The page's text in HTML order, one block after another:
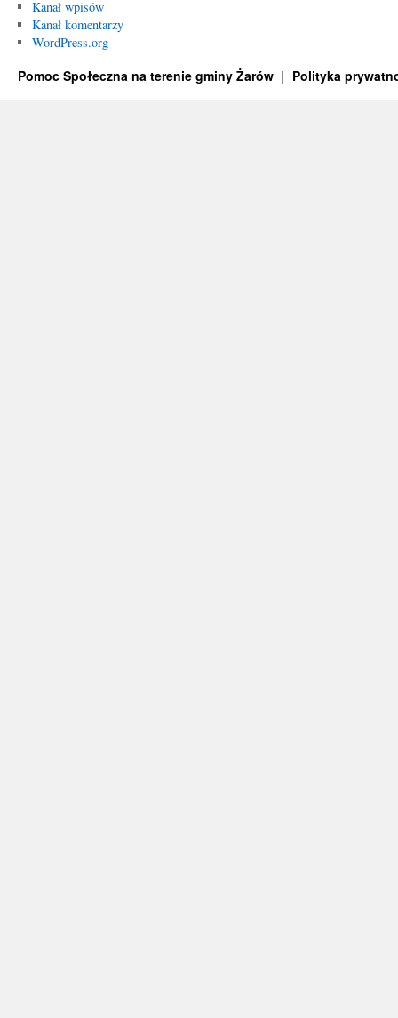
Kanał wpisów
Kanał komentarzy
WordPress.org
Pomoc Społeczna na terenie gminy Żarów Polityka